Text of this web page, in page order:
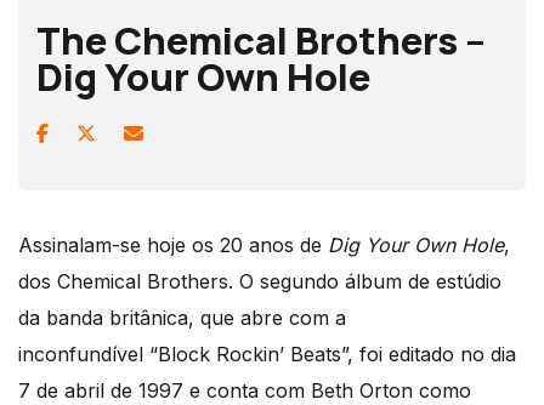
The Chemical Brothers –
Dig Your Own Hole
Assinalam-se hoje os 20 anos de Dig Your Own Hole,
dos Chemical Brothers. O segundo álbum de estúdio
da banda britânica, que abre com a
inconfundível “Block Rockin’ Beats”, foi editado no dia
7 de abril de 1997 e conta com Beth Orton como